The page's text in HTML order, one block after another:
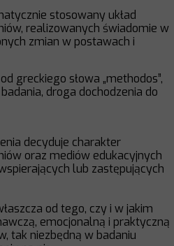
stosowany układ
realizowanych świadomie w
zmian w postawach i
greckiego słowa „methodos”,
droga dochodzenia do
decyduje charakter
oraz mediów edukacyjnych
lub zastępujących
od tego, czy i w jakim
emocjonalną i praktyczną
tak niezbędną w badaniu